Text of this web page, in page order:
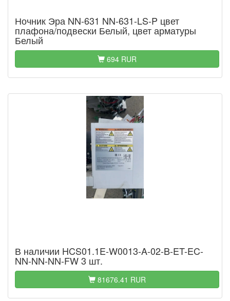
Ночник Эра NN-631 NN-631-LS-P цвет
плафона/подвески Белый, цвет арматуры
Белый
694 RUR
В наличии HCS01.1E-W0013-A-02-B-ET-EC-
NN-NN-NN-FW 3 шт.
81676.41 RUR